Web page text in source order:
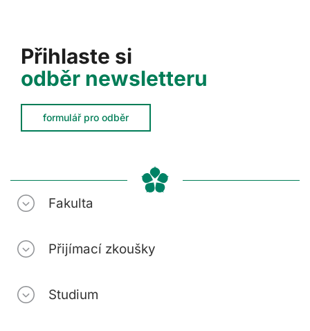
Přihlaste si
odběr newsletteru
formulář pro odběr
Fakulta
Přijímací zkoušky
Studium